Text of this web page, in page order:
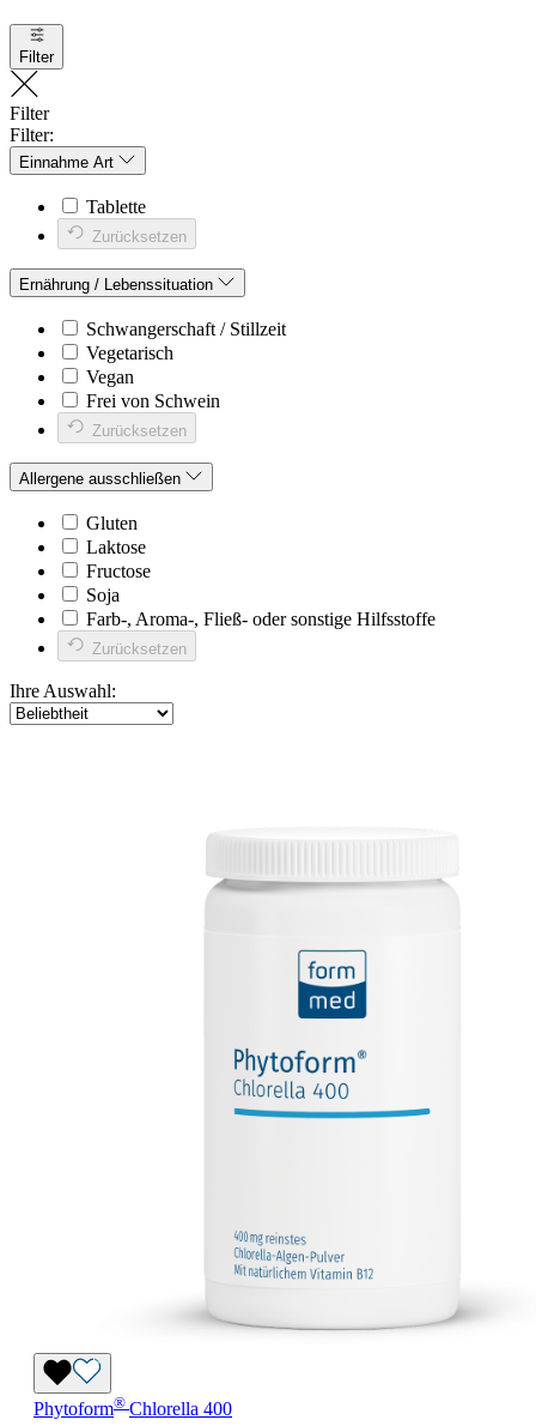
Filter
Filter
Filter:
Einnahme Art
Tablette
Zurücksetzen
Ernährung / Lebenssituation
Schwangerschaft / Stillzeit
Vegetarisch
Vegan
Frei von Schwein
Zurücksetzen
Allergene ausschließen
Gluten
Laktose
Fructose
Soja
Farb-, Aroma-, Fließ- oder sonstige Hilfsstoffe
Zurücksetzen
Ihre Auswahl:
Phytoform® Chlorella 400